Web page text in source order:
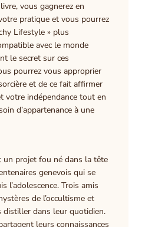
vous gagnerez en
pratique et vous pourrez
Lifestyle » plus
avec le monde
le secret sur ces
pourrez vous approprier
et de ce fait affirmer
votre indépendance tout en
d’appartenance à une
un projet fou né dans la tête
genevois qui se
l’adolescence. Trois amis
de l’occultisme et
distiller dans leur quotidien.
leurs connaissances